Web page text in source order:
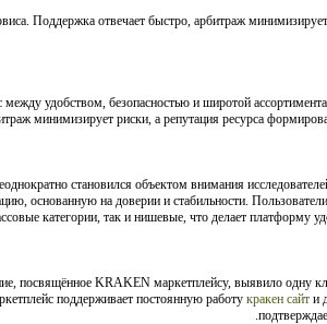
Поддержка отвечает быстро, арбитраж
между удобством, безопасностью и широтой
минимизирует риски, а репутация ресурса
становился объектом внимания
основанную на доверии и стабильности.
категории, так и нишевые, что делает платформу
посвящённое KRAKEN маркетплейсу, выявило одну
поддерживает постоянную работу кракен сайт и